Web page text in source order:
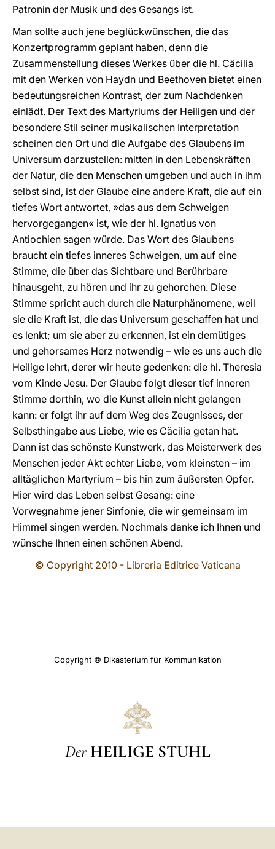
Patronin der Musik und des Gesangs ist.
Man sollte auch jene beglückwünschen, die das
Konzertprogramm geplant haben, denn die
Zusammenstellung dieses Werkes über die hl. Cäcilia
mit den Werken von Haydn und Beethoven bietet einen
bedeutungsreichen Kontrast, der zum Nachdenken
einlädt. Der Text des Martyriums der Heiligen und der
besondere Stil seiner musikalischen Interpretation
scheinen den Ort und die Aufgabe des Glaubens im
Universum darzustellen: mitten in den Lebenskräften
der Natur, die den Menschen umgeben und auch in ihm
selbst sind, ist der Glaube eine andere Kraft, die auf ein
tiefes Wort antwortet, »das aus dem Schweigen
hervorgegangen« ist, wie der hl. Ignatius von
Antiochien sagen würde. Das Wort des Glaubens
braucht ein tiefes inneres Schweigen, um auf eine
Stimme, die über das Sichtbare und Berührbare
hinausgeht, zu hören und ihr zu gehorchen. Diese
Stimme spricht auch durch die Naturphänomene, weil
sie die Kraft ist, die das Universum geschaffen hat und
es lenkt; um sie aber zu erkennen, ist ein demütiges
und gehorsames Herz notwendig – wie es uns auch die
Heilige lehrt, derer wir heute gedenken: die hl. Theresia
vom Kinde Jesu. Der Glaube folgt dieser tief inneren
Stimme dorthin, wo die Kunst allein nicht gelangen
kann: er folgt ihr auf dem Weg des Zeugnisses, der
Selbsthingabe aus Liebe, wie es Cäcilia getan hat.
Dann ist das schönste Kunstwerk, das Meisterwerk des
Menschen jeder Akt echter Liebe, vom kleinsten – im
alltäglichen Martyrium – bis hin zum äußersten Opfer.
Hier wird das Leben selbst Gesang: eine
Vorwegnahme jener Sinfonie, die wir gemeinsam im
Himmel singen werden. Nochmals danke ich Ihnen und
wünsche Ihnen einen schönen Abend.
© Copyright 2010 - Libreria Editrice Vaticana
Copyright © Dikasterium für Kommunikation
Der HEILIGE STUHL